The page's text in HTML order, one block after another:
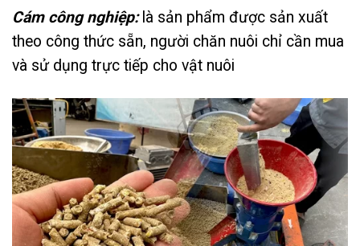
Cám công nghiệp:là sản phẩm được sản xuất
theo công thức sẵn, người chăn nuôi chỉ cần mua
và sử dụng trực tiếp cho vật nuôi